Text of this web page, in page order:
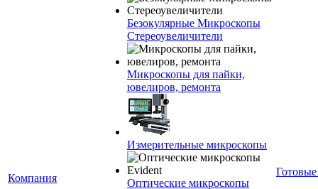
Компания
Безокулярные Микроскопы
Стереоувеличители
Микроскопы для пайки,
ювелиров, ремонта
Измерительные микроскопы
Оптические микроскопы